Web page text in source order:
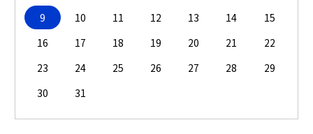
9
10 11 12 13 14
15
16
17 18 19 20 21
22
23
24 25 26 27 28
29
30
31